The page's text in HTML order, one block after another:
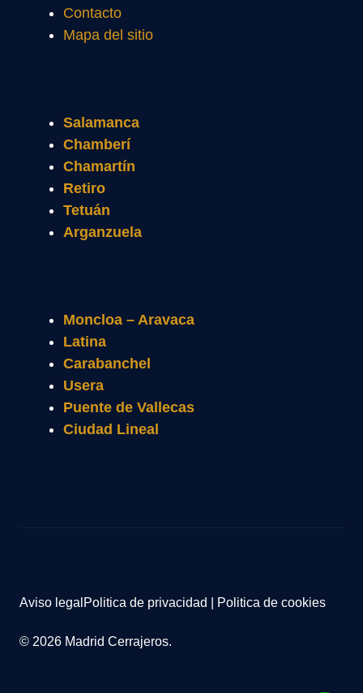
Contacto
Mapa del sitio
Salamanca
Chamberí
Chamartín
Retiro
Tetuán
Arganzuela
Moncloa – Aravaca
Latina
Carabanchel
Usera
Puente de Vallecas
Ciudad Lineal
© 2026 Madrid Cerrajeros.
Aviso legal Politica de privacidad Politica de cookies